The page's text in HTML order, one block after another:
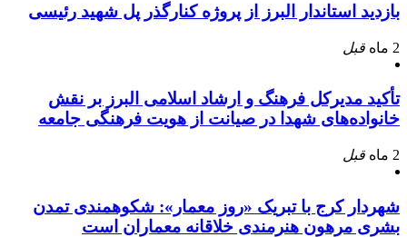
بازدید استاندار البرز از پروژه کنارگذر پل شهید رئیسی
2 ماه قبل
تأکید مدیرکل فرهنگ و ارشاد اسلامی البرز بر نقش
خانواده‌های شهدا در صیانت از هویت فرهنگی جامعه
2 ماه قبل
شهردار کرج با تبریک «روز معمار»: شکوهمندی تمدن
بشری مرهون هنرمندی خلاقانه معماران است